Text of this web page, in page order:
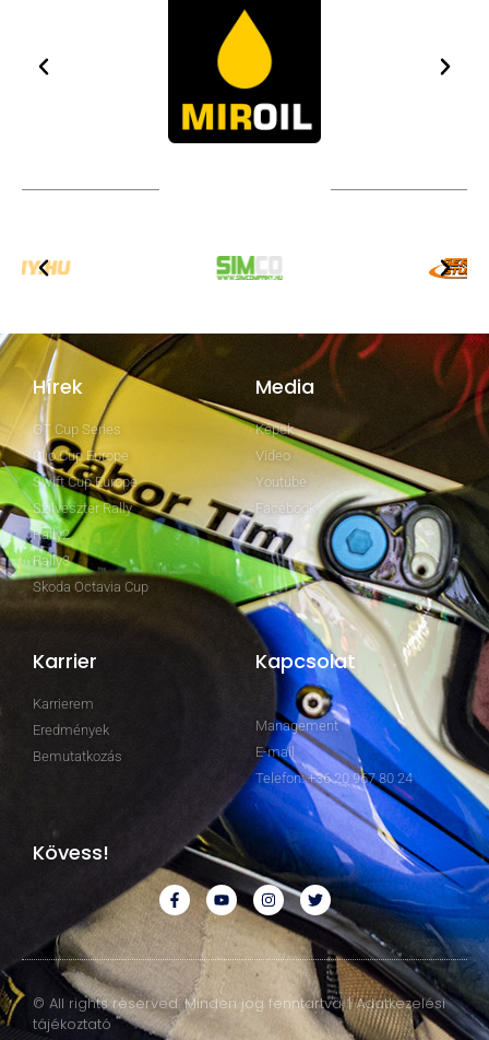
Hírek
GT Cup Series
Clio Cup Europe
Swift Cup Europe
Szilveszter Rally
Rally2
Rally3
Skoda Octavia Cup
Media
Képek
Video
Youtube
Facebook
Karrier
Karrierem
Eredmények
Bemutatkozás
Kapcsolat
Management
E-mail
Telefon: +36 20 967 80 24
Kövess!
© All rights reserved. Minden jog fenntartva. | Adatkezelési
tájékoztató